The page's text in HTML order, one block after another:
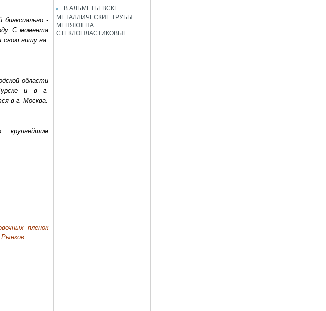
биаксиально -
С момента
свою нишу на
области
и в г.
в г. Москва.
пленок
В АЛЬМЕТЬЕВСКЕ
МЕТАЛЛИЧЕСКИЕ ТРУБЫ
МЕНЯЮТ НА
СТЕКЛОПЛАСТИКОВЫЕ